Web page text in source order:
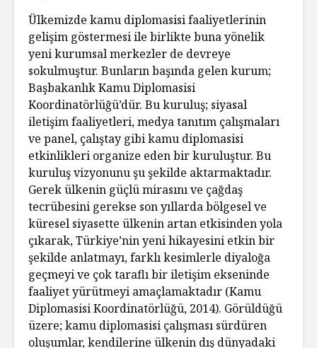
Ülkemizde kamu diplomasisi faaliyetlerinin
gelişim göstermesi ile birlikte buna yönelik
yeni kurumsal merkezler de devreye
sokulmuştur. Bunların başında gelen kurum;
Başbakanlık Kamu Diplomasisi
Koordinatörlüğü’dür. Bu kuruluş; siyasal
iletişim faaliyetleri, medya tanıtım çalışmaları
ve panel, çalıştay gibi kamu diplomasisi
etkinlikleri organize eden bir kuruluştur. Bu
kuruluş vizyonunu şu şekilde aktarmaktadır.
Gerek ülkenin güçlü mirasını ve çağdaş
tecrübesini gerekse son yıllarda bölgesel ve
küresel siyasette ülkenin artan etkisinden yola
çıkarak, Türkiye’nin yeni hikayesini etkin bir
şekilde anlatmayı, farklı kesimlerle diyaloğa
geçmeyi ve çok taraflı bir iletişim ekseninde
faaliyet yürütmeyi amaçlamaktadır (Kamu
Diplomasisi Koordinatörlüğü, 2014). Görüldüğü
üzere; kamu diplomasisi çalışması sürdüren
oluşumlar, kendilerine ülkenin dış dünyadaki